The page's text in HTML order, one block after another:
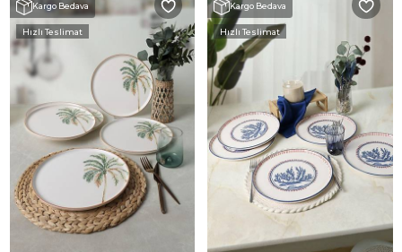
Kargo Bedava
Hızlı Teslimat
Kargo Bedava
Hızlı Teslimat